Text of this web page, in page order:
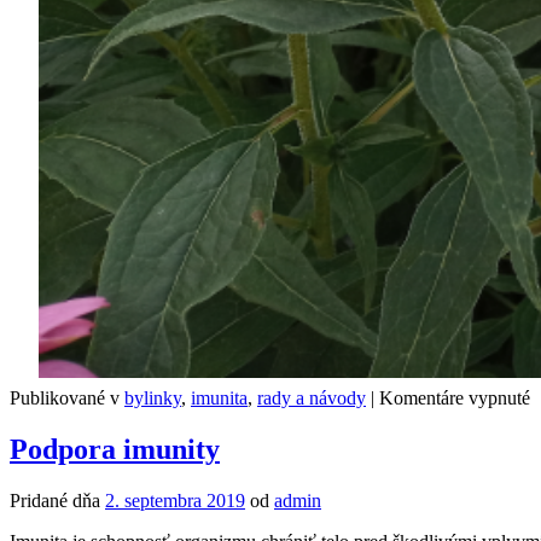
Publikované v bylinky, imunita, rady a návody | Komentáre vypnuténa
Podpora imunity
Pridané dňa 2. septembra 2019 od admin